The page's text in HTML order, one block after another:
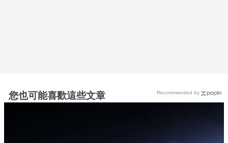
您也可能喜歡這些文章 Recommended by